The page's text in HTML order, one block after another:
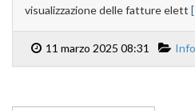
visualizzazione delle fatture elett
11 marzo 2025 08:31